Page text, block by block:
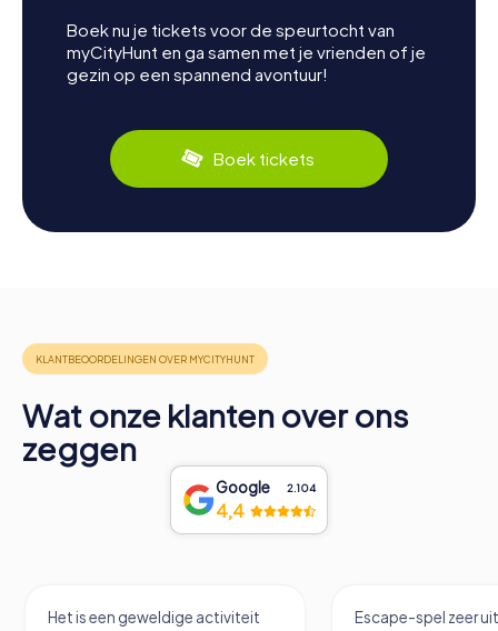
Boek nu je tickets voor de speurtocht van
myCityHunt en ga samen met je vrienden of je
gezin op een spannend avontuur!
Boek tickets
Wat onze klanten over ons
zeggen
Google 2.104
4,4
Escape-spel zeer uitdagend.
Hele coole VR